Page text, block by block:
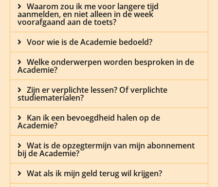
Waarom zou ik me voor langere tijd
aanmelden, en niet alleen in de week
voorafgaand aan de toets?
Voor wie is de Academie bedoeld?
Welke onderwerpen worden besproken in de
Academie?
Zijn er verplichte lessen? Of verplichte
studiematerialen?
Kan ik een bevoegdheid halen op de
Academie?
Wat is de opzegtermijn van mijn abonnement
bij de Academie?
Wat als ik mijn geld terug wil krijgen?